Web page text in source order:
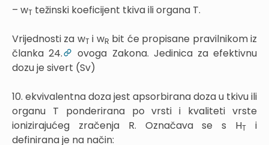
– wT težinski koeficijent tkiva ili organa T.
Vrijednosti za wTi wR bit će propisane pravilnikom iz
članka 24.
ovoga Zakona. Jedinica za efektivnu
dozu je sivert (Sv)
10. ekvivalentna doza jest apsorbirana doza u tkivu ili
organu T ponderirana po vrsti i kvaliteti vrste
ionizirajućeg zračenja R. Označava se s HT
i
definirana je na način: